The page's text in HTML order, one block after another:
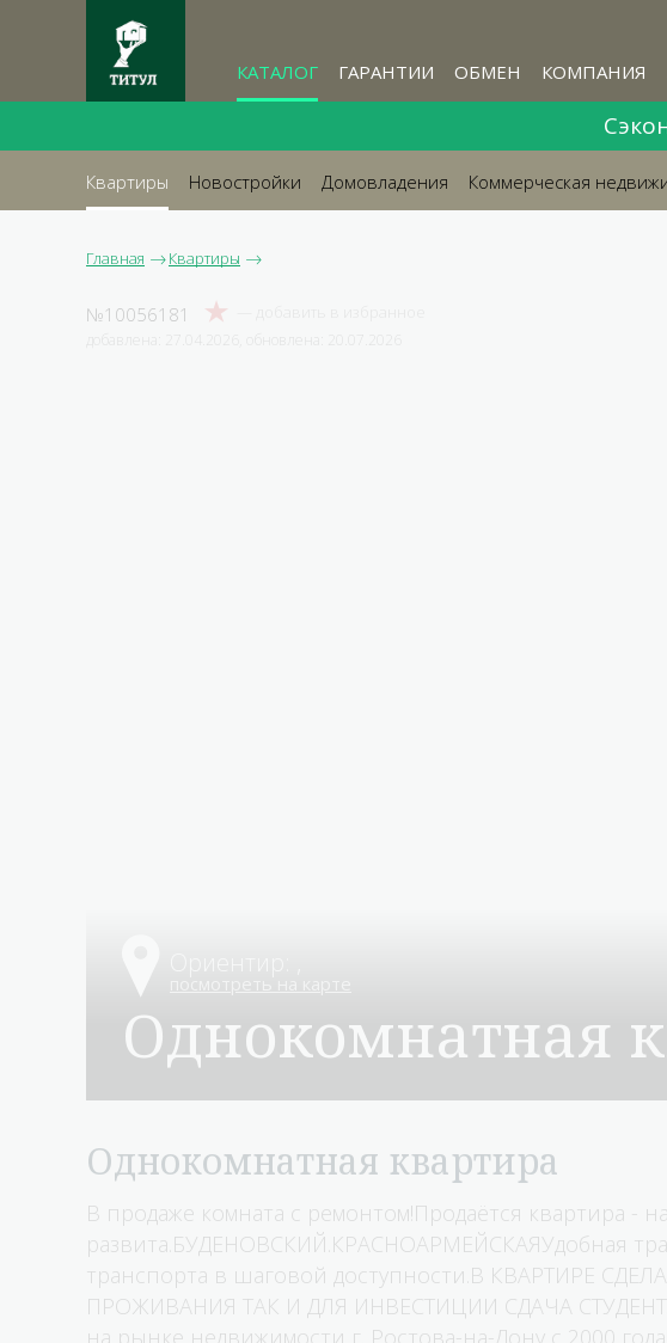
КАТАЛОГ ГАРАНТИИ ОБМЕН КОМПАНИЯ
Квартиры Новостройки Домовладения Коммерческая
Главная Квартиры
№10056181
однокомнатная
однокомнатная квартира
В продаже комната с ремонтом!Прoдаётся кваpтира -
развита.БУДЕНОВСКИЙ.КРАСНОАРМЕЙСКАЯУдoбнaя
тpанcпopта в шагoвoй доcтупнoсти.В КВАРТИРЕ
ПРОЖИВАНИЯ ТАК И ДЛЯ ИНВЕСТИЦИИ СДАЧА
на рынке недвижимости г. Ростова-на-Дону с 2000